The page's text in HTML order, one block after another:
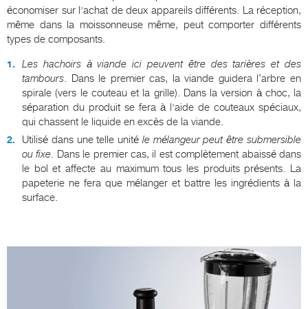
économiser sur l'achat de deux appareils différents. La réception,
même dans la moissonneuse même, peut comporter différents
types de composants.
Les hachoirs à viande ici peuvent être des tarières et des
tambours. Dans le premier cas, la viande guidera l’arbre en
spirale (vers le couteau et la grille). Dans la version à choc, la
séparation du produit se fera à l'aide de couteaux spéciaux,
qui chassent le liquide en excès de la viande.
Utilisé dans une telle unité le mélangeur peut être submersible
ou fixe. Dans le premier cas, il est complètement abaissé dans
le bol et affecte au maximum tous les produits présents. La
papeterie ne fera que mélanger et battre les ingrédients à la
surface.